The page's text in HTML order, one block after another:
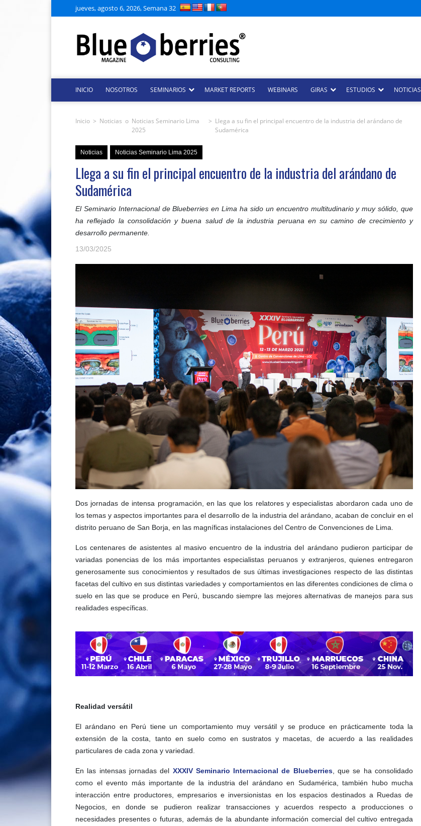
jueves, agosto 6, 2026, Semana 32
INICIO NOSOTROS SEMINARIOS MARKET REPORTS WEBINARS GIRAS ESTUDIOS NOTICIAS
Inicio > Noticias o Noticias Seminario Lima
2025
> Llega a su fin el principal encuentro de la industria del arándano de
Sudamérica
Noticias Noticias Seminario Lima 2025
Llega a su fin el principal encuentro de la industria del arándano de
Sudamérica
El Seminario Internacional de Blueberries en Lima ha sido un encuentro multitudinario y muy sólido, que
ha reflejado la consolidación y buena salud de la industria peruana en su camino de crecimiento y
desarrollo permanente.
13/03/2025
Dos jornadas de intensa programación, en las que los relatores y especialistas abordaron cada uno de
los temas y aspectos importantes para el desarrollo de la industria del arándano, acaban de concluir en el
distrito peruano de San Borja, en las magníficas instalaciones del Centro de Convenciones de Lima.
Los centenares de asistentes al masivo encuentro de la industria del arándano pudieron participar de
variadas ponencias de los más importantes especialistas peruanos y extranjeros, quienes entregaron
generosamente sus conocimientos y resultados de sus últimas investigaciones respecto de las distintas
facetas del cultivo en sus distintas variedades y comportamientos en las diferentes condiciones de clima o
suelo en las que se produce en Perú, buscando siempre las mejores alternativas de manejos para sus
realidades específicas.
Realidad versátil
El arándano en Perú tiene un comportamiento muy versátil y se produce en prácticamente toda la
extensión de la costa, tanto en suelo como en sustratos y macetas, de acuerdo a las realidades
particulares de cada zona y variedad.
En las intensas jornadas del XXXIV Seminario Internacional de Blueberries, que se ha consolidado
como el evento más importante de la industria del arándano en Sudamérica, también hubo mucha
interacción entre productores, empresarios e inversionistas en los espacios destinados a Ruedas de
Negocios, en donde se pudieron realizar transacciones y acuerdos respecto a producciones o
necesidades presentes o futuras, además de la abundante información comercial del cultivo entregada